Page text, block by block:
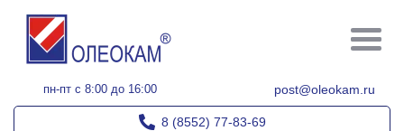
пн-пт с 8:00 до 16:00 post@oleokam.ru
8 (8552) 77-83-69